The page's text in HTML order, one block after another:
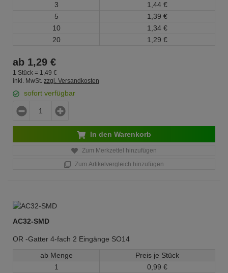
3
1, 44 €
5
1, 39 €
10
1, 34 €
20
1, 29 €
ab 1,29 €
1 Stück = 1, 49 €
inkl. MwSt. zzgl. Versandkosten
sofort verfügbar
In den Warenkorb
Zum Merkzettel hinzufügen
Zum Artikelvergleich hinzufügen
AC32-SMD
OR -Gatter 4-fach 2 Eingänge SO14
ab Menge
Preis je Stück
1
0, 99 €